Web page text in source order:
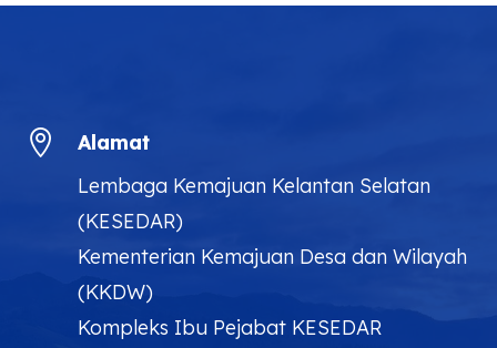

Alamat
Lembaga Kemajuan Kelantan Selatan
(KESEDAR)
Kementerian Kemajuan Desa dan Wilayah
(KKDW)
Kompleks Ibu Pejabat KESEDAR